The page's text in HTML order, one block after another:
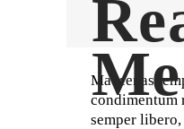
Me
Maecenas
condimentum
semper